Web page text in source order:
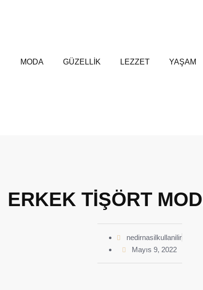
MODA GÜZELLİK LEZZET YAŞAM
ERKEK TİŞÖRT
nedirnasilkullanilir
Mayıs 9, 2022